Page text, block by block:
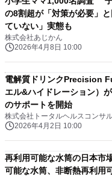
の8割超が「対策が必要」
ていない」実態も
株式会社あじかん
2026年4月8日 10:00
電解質ドリンクPrecision
エル&ハイドレーション）
のサポートを開始
株式会社トータルヘルスコンサ
2026年4月2日 10:00
再利用可能な水筒の日本市
可能な水筒、非断熱再利用